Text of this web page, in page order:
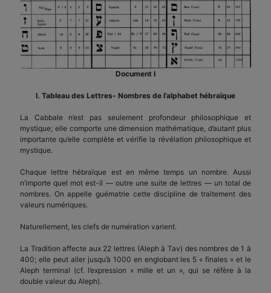
Document I
I. Tableau des Lettres- Nombres de l’alphabet hébraïque
La Cabbale n’est pas seulement profondeur philosophique et
mystique; elle comporte une dimension mathématique, d’autant plus
importante qu’elle complète et vérifie la révélation philosophique et
mystique.
Chaque lettre hébraïque est en même temps un nombre. Aussi
n’importe quel mot est-il — outre une suite de lettres — un total de
nombres. On appelle guématrie cette discipline de traitement des
valeurs numériques.
Naturellement, les clefs de numération varient.
La Tradition affecte aux 22 lettres (Aleph à Tav) des nombres de 1 à
400; elle peut aller jusqu’à 1000 en englobant les 5 « finales » et le
Aleph terminal (cf. l’expression « mille et un », qui se réfère à la
double valeur du Aleph).